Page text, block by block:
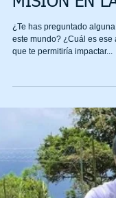
¿QUÉ TAN
MISIÓN EN
¿Te has preguntado